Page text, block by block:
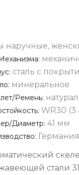
наручные,
сталь с
минеральное
Ремень:
WR30 (3
диаметр: 41 мм
Германия
стали